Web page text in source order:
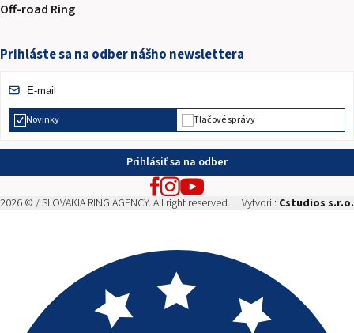
Off-road Ring
Prihláste sa na odber nášho newslettera
Novinky Tlačové správy
Prihlásiť sa na odber
2026 © / SLOVAKIA RING AGENCY. All right reserved. Vytvoril: Cstudios s.r.o.